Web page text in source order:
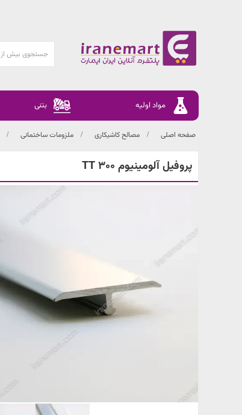
مواد اولیه بتنی
صفحه اصلی مصالح کاشیکاری ملزومات ساختمانی
پروفیل آلومینیوم TT 300